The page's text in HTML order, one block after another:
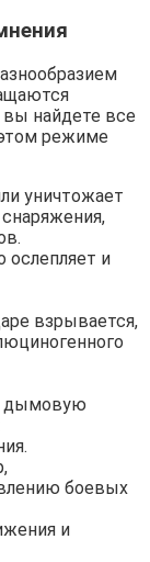
найдете все
режиме
уничтожает
ослепляет и
взрывается,
дымовую
боевых
и